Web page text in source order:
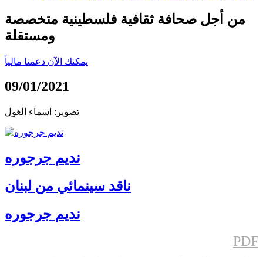
من أجل صحافة ثقافية فلسطينية متخصصة
ومستقلة
يمكنك الآن دعمنا مالياً
09/01/2021
تصوير: اسماء الغول
نديم جرجوره
ناقد سينمائي من لبنان
نديم جرجوره
PDF